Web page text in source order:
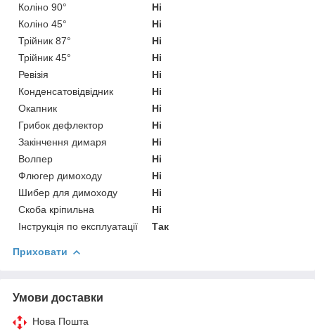
Коліно 90°
Ні
Коліно 45°
Ні
Трійник 87°
Ні
Трійник 45°
Ні
Ревізія
Ні
Конденсатовідвідник
Ні
Окапник
Ні
Грибок дефлектор
Ні
Закінчення димаря
Ні
Волпер
Ні
Флюгер димоходу
Ні
Шибер для димоходу
Ні
Скоба кріпильна
Ні
Інструкція по експлуатації
Так
Приховати
Умови доставки
Нова Пошта